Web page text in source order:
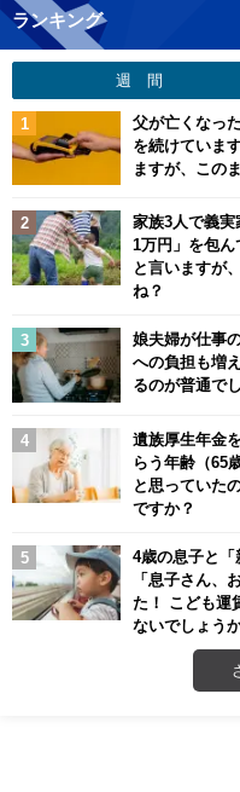
ランキング
週 間
父が亡くなっ
を続けていま
ますが、この
家族3人で義実
1万円」を包ん
と言いますが
ね？
娘夫婦が仕事
への負担も増
るのが普通で
遺族厚生年金
らう年齢（65
と思っていた
ですか？
4歳の息子と「
「息子さん、
た！ こども運
ないでしょう